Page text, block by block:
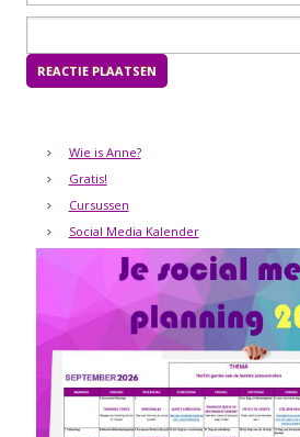
Wie is Anne?
Gratis!
Cursussen
Social Media Kalender